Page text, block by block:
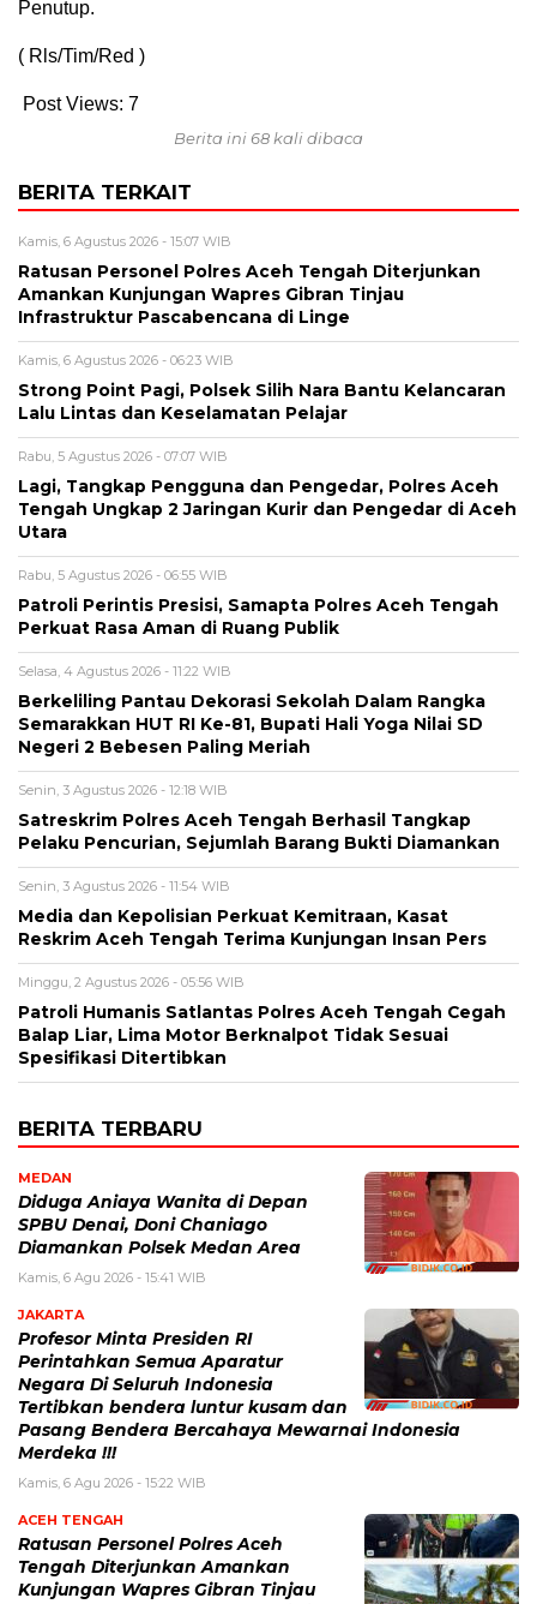
Penutup.
( Rls/Tim/Red )
Post Views: 7
Berita ini 68 kali dibaca
BERITA TERKAIT
Kamis, 6 Agustus 2026 - 15:07 WIB
Ratusan Personel Polres Aceh Tengah Diterjunkan
Amankan Kunjungan Wapres Gibran Tinjau
Infrastruktur Pascabencana di Linge
Kamis, 6 Agustus 2026 - 06:23 WIB
Strong Point Pagi, Polsek Silih Nara Bantu Kelancaran
Lalu Lintas dan Keselamatan Pelajar
Rabu, 5 Agustus 2026 - 07:07 WIB
Lagi, Tangkap Pengguna dan Pengedar, Polres Aceh
Tengah Ungkap 2 Jaringan Kurir dan Pengedar di Aceh
Utara
Rabu, 5 Agustus 2026 - 06:55 WIB
Patroli Perintis Presisi, Samapta Polres Aceh Tengah
Perkuat Rasa Aman di Ruang Publik
Selasa, 4 Agustus 2026 - 11:22 WIB
Berkeliling Pantau Dekorasi Sekolah Dalam Rangka
Semarakkan HUT RI Ke-81, Bupati Hali Yoga Nilai SD
Negeri 2 Bebesen Paling Meriah
Senin, 3 Agustus 2026 - 12:18 WIB
Satreskrim Polres Aceh Tengah Berhasil Tangkap
Pelaku Pencurian, Sejumlah Barang Bukti Diamankan
Senin, 3 Agustus 2026 - 11:54 WIB
Media dan Kepolisian Perkuat Kemitraan, Kasat
Reskrim Aceh Tengah Terima Kunjungan Insan Pers
Minggu, 2 Agustus 2026 - 05:56 WIB
Patroli Humanis Satlantas Polres Aceh Tengah Cegah
Balap Liar, Lima Motor Berknalpot Tidak Sesuai
Spesifikasi Ditertibkan
BERITA TERBARU
MEDAN
Diduga Aniaya Wanita di Depan
SPBU Denai, Doni Chaniago
Diamankan Polsek Medan Area
Kamis, 6 Agu 2026 - 15:41 WIB
JAKARTA
Profesor Minta Presiden RI
Perintahkan Semua Aparatur
Negara Di Seluruh Indonesia
Tertibkan bendera luntur kusam dan
Pasang Bendera Bercahaya Mewarnai Indonesia
Merdeka !!!
Kamis, 6 Agu 2026 - 15:22 WIB
ACEH TENGAH
Ratusan Personel Polres Aceh
Tengah Diterjunkan Amankan
Kunjungan Wapres Gibran Tinjau